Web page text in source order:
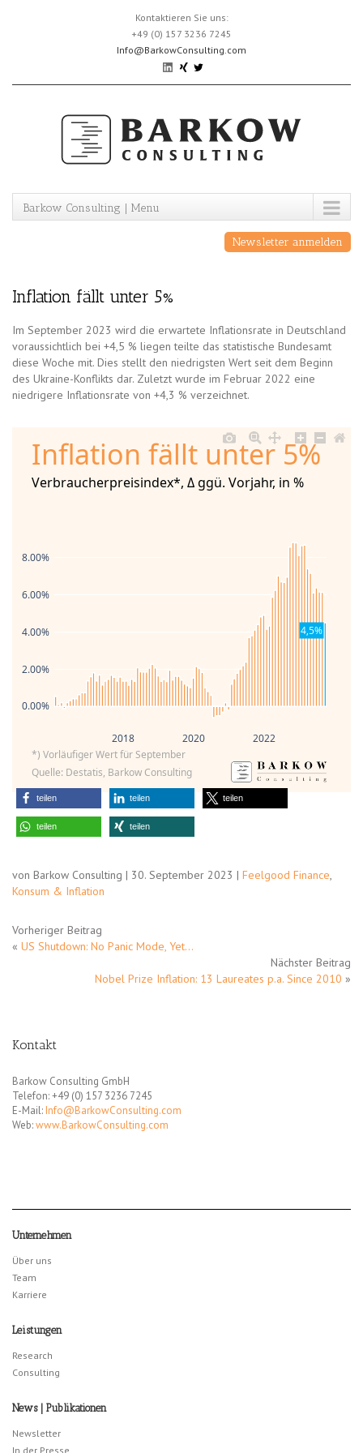
Kontaktieren Sie uns:
+49 (0) 157 3236 7245
Info@BarkowConsulting.com
Barkow Consulting | Menu
Newsletter anmelden
Inflation fällt unter 5%
Im September 2023 wird die erwartete Inflationsrate in Deutschland
voraussichtlich bei +4,5 % liegen teilte das statistische Bundesamt
diese Woche mit. Dies stellt den niedrigsten Wert seit dem Beginn
des Ukraine-Konflikts dar. Zuletzt wurde im Februar 2022 eine
niedrigere Inflationsrate von +4,3 % verzeichnet.
2018 2020 2022
0.00%
2.00%
4.00%
6.00%
8.00%
Inflation fällt unter 5%
Verbraucherpreisindex*, Δ ggü. Vorjahr, in %
Quelle: Destatis, Barkow Consulting
*) Vorläufiger Wert für September
4,5%
teilen teilen teilen
teilen teilen
von Barkow Consulting | 30. September 2023 | Feelgood Finance,
Konsum & Inflation
Vorheriger Beitrag
« US Shutdown: No Panic Mode, Yet…
Nächster Beitrag
Nobel Prize Inflation: 13 Laureates p.a. Since 2010 »
Kontakt
Barkow Consulting GmbH
Telefon: +49 (0) 157 3236 7245
E-Mail: Info@BarkowConsulting.com
Web:www.BarkowConsulting.com
Unternehmen
Über uns
Team
Karriere
Leistungen
Research
Consulting
News | Publikationen
Newsletter
In der Presse